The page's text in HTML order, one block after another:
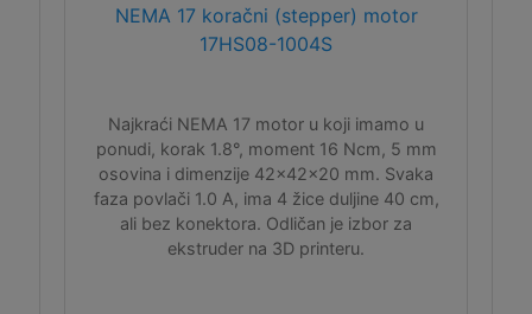
NEMA 17 koračni (stepper) motor
17HS08-1004S
Najkraći NEMA 17 motor u koji imamo u
ponudi, korak 1.8°, moment 16 Ncm, 5 mm
osovina i dimenzije 42x42x20 mm. Svaka
faza povlači 1.0 A, ima 4 žice duljine 40 cm,
ali bez konektora. Odličan je izbor za
ekstruder na 3D printeru.